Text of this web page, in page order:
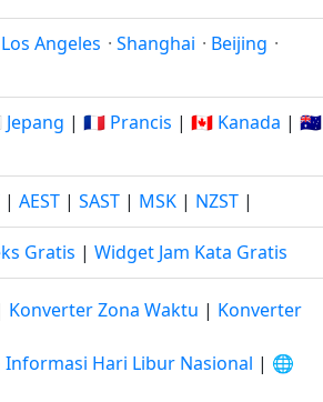
Los Angeles · Shanghai · Beijing ·
Jepang | 🇫🇷 Prancis | 🇨🇦 Kanada | 🇦🇺
| AEST | SAST | MSK | NZST |
Gratis | Widget Jam Kata Gratis
Konverter Zona Waktu | Konverter
Informasi Hari Libur Nasional | 🌐